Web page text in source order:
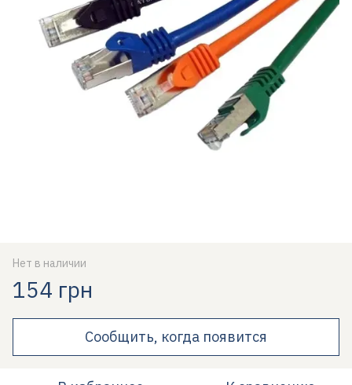
Нет в наличии
154 грн
Сообщить, когда появится